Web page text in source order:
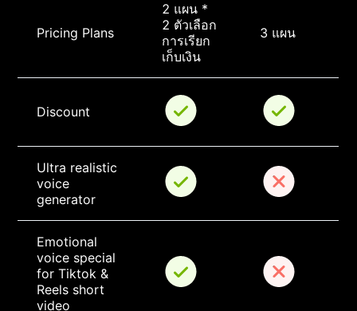
Pricing Plans
2 แผน *
2 ตัวเลือก
การเรียก
เก็บเงิน
3 แผน
Discount
Ultra realistic
voice
generator
Emotional
voice special
for Tiktok &
Reels short
video